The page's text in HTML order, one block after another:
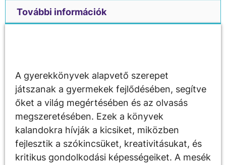
További információk
A gyerekkönyvek alapvető szerepet
játszanak a gyermekek fejlődésében, segítve
őket a világ megértésében és az olvasás
megszeretésében. Ezek a könyvek
kalandokra hívják a kicsiket, miközben
fejlesztik a szókincsüket, kreativitásukat, és
kritikus gondolkodási képességeiket. A mesék